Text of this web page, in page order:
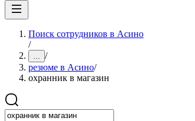
Поиск сотрудников в Асино
/
... /
резюме в Асино/
охранник в магазин